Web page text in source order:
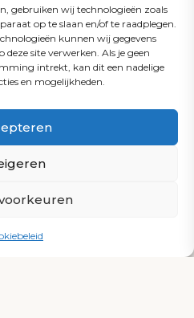
gebruiken wij technologieën zoals
op te slaan en/of te raadplegen.
kunnen wij gegevens
deze site verwerken. Als je geen
intrekt, kan dit een nadelige
en mogelijkheden.